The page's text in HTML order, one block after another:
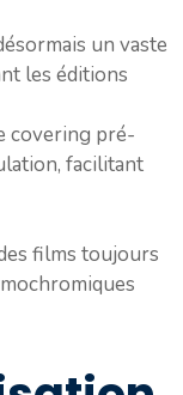
un vaste
les éditions
covering pré-
facilitant
films toujours